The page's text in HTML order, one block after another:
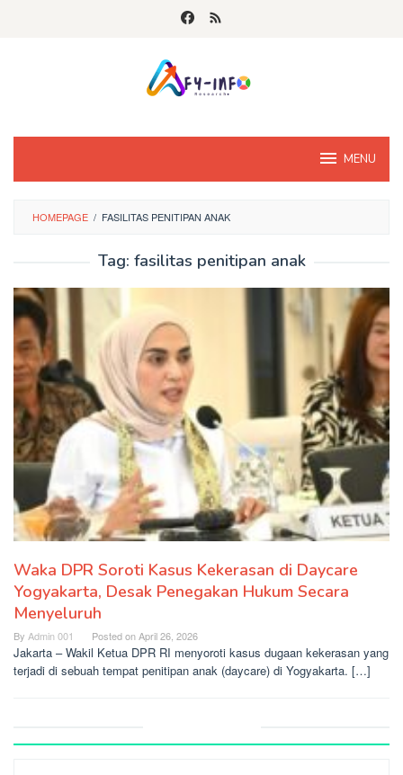
MENU
HOMEPAGE / FASILITAS PENITIPAN ANAK
Tag: fasilitas penitipan anak
Waka DPR Soroti Kasus Kekerasan di Daycare
Yogyakarta, Desak Penegakan Hukum Secara
Menyeluruh
By Admin 001 Posted onApril 26, 2026
Jakarta – Wakil Ketua DPR RI menyoroti kasus dugaan kekerasan yang
terjadi di sebuah tempat penitipan anak (daycare) di Yogyakarta. […]